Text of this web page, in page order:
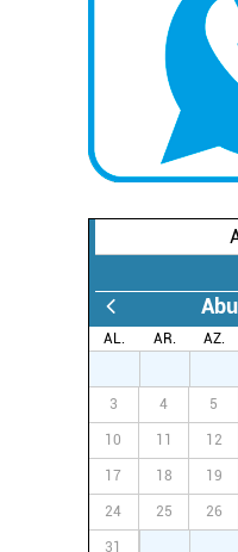
AL. AR. AZ.
3 4 5
10 11 12
17 18 19
24 25 26
31